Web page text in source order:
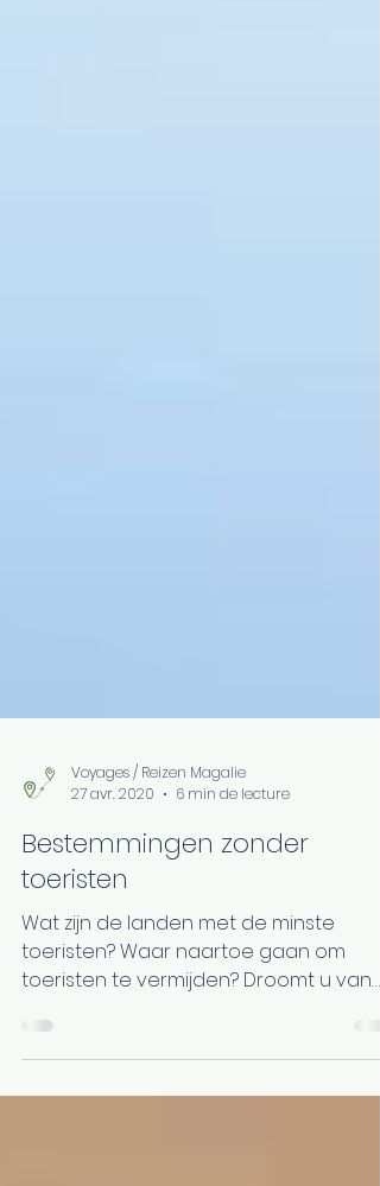
Voyages / Reizen Magalie
27 avr. 2020
6 min de lecture
Bestemmingen zonder
toeristen
Wat zijn de landen met de minste
toeristen? Waar naartoe gaan om